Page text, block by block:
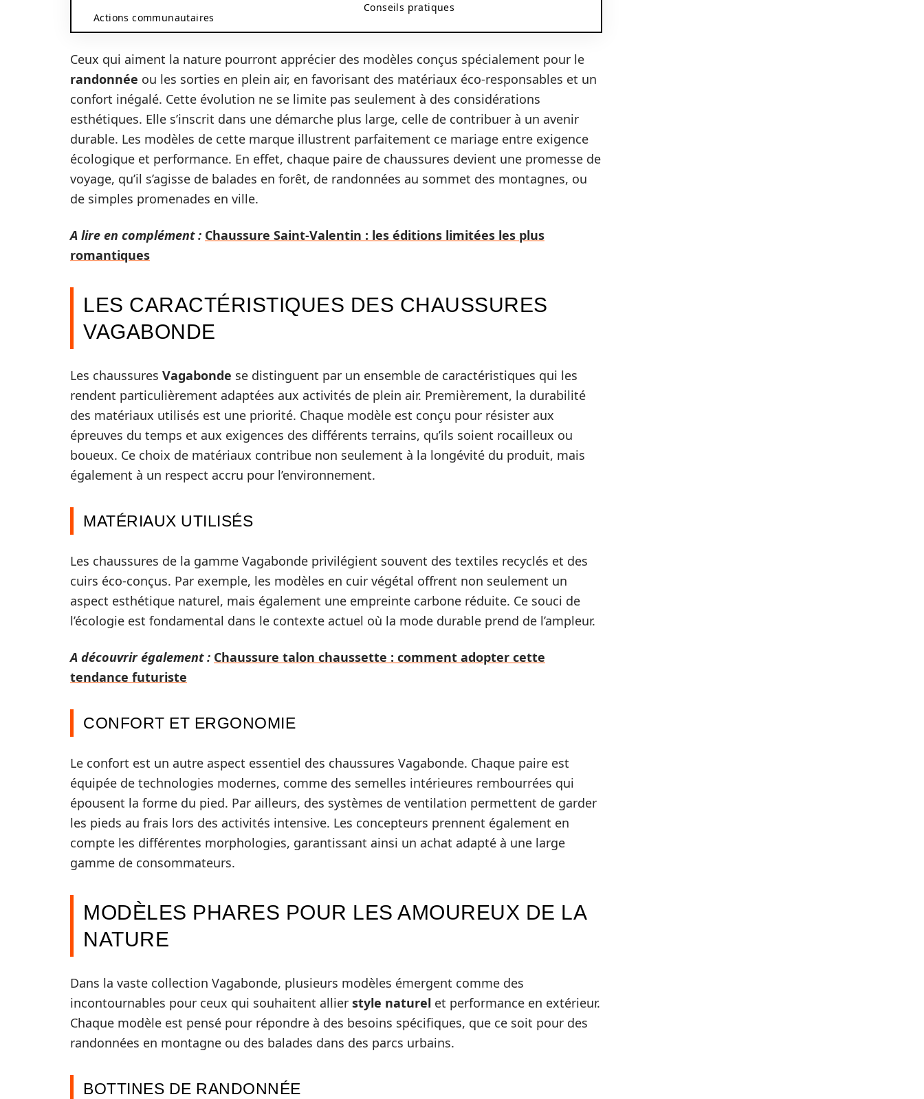
Actions communautaires
Conseils pratiques
Ceux qui aiment la nature pourront apprécier des modèles conçus spécialement pour le
randonnée ou les sorties en plein air, en favorisant des matériaux éco-responsables et un
confort inégalé. Cette évolution ne se limite pas seulement à des considérations
esthétiques. Elle s’inscrit dans une démarche plus large, celle de contribuer à un avenir
durable. Les modèles de cette marque illustrent parfaitement ce mariage entre exigence
écologique et performance. En effet, chaque paire de chaussures devient une promesse de
voyage, qu’il s’agisse de balades en forêt, de randonnées au sommet des montagnes, ou
de simples promenades en ville.
A lire en complément : Chaussure Saint-Valentin : les éditions limitées les plus
romantiques
LES CARACTÉRISTIQUES DES CHAUSSURES
VAGABONDE
Les chaussures Vagabonde se distinguent par un ensemble de caractéristiques qui les
rendent particulièrement adaptées aux activités de plein air. Premièrement, la durabilité
des matériaux utilisés est une priorité. Chaque modèle est conçu pour résister aux
épreuves du temps et aux exigences des différents terrains, qu’ils soient rocailleux ou
boueux. Ce choix de matériaux contribue non seulement à la longévité du produit, mais
également à un respect accru pour l’environnement.
MATÉRIAUX UTILISÉS
Les chaussures de la gamme Vagabonde privilégient souvent des textiles recyclés et des
cuirs éco-conçus. Par exemple, les modèles en cuir végétal offrent non seulement un
aspect esthétique naturel, mais également une empreinte carbone réduite. Ce souci de
l’écologie est fondamental dans le contexte actuel où la mode durable prend de l’ampleur.
A découvrir également : Chaussure talon chaussette : comment adopter cette
tendance futuriste
CONFORT ET ERGONOMIE
Le confort est un autre aspect essentiel des chaussures Vagabonde. Chaque paire est
équipée de technologies modernes, comme des semelles intérieures rembourrées qui
épousent la forme du pied. Par ailleurs, des systèmes de ventilation permettent de garder
les pieds au frais lors des activités intensive. Les concepteurs prennent également en
compte les différentes morphologies, garantissant ainsi un achat adapté à une large
gamme de consommateurs.
MODÈLES PHARES POUR LES AMOUREUX DE LA
NATURE
Dans la vaste collection Vagabonde, plusieurs modèles émergent comme des
incontournables pour ceux qui souhaitent allier style naturel et performance en extérieur.
Chaque modèle est pensé pour répondre à des besoins spécifiques, que ce soit pour des
randonnées en montagne ou des balades dans des parcs urbains.
BOTTINES DE RANDONNÉE